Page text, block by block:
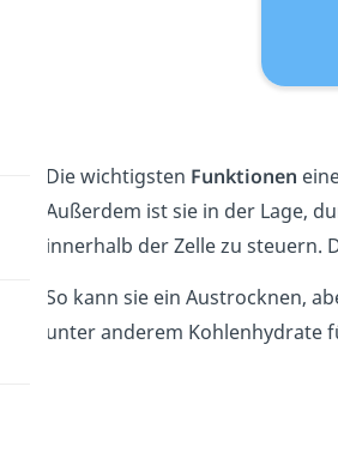
Die wichtigsten Funktionen
Außerdem ist sie in der Lage,
innerhalb der Zelle zu steuern.
So kann sie ein Austrocknen,
unter anderem Kohlenhydrate